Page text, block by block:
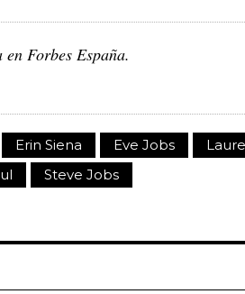
Forbes España.
Erin Siena Eve Jobs
Steve Jobs